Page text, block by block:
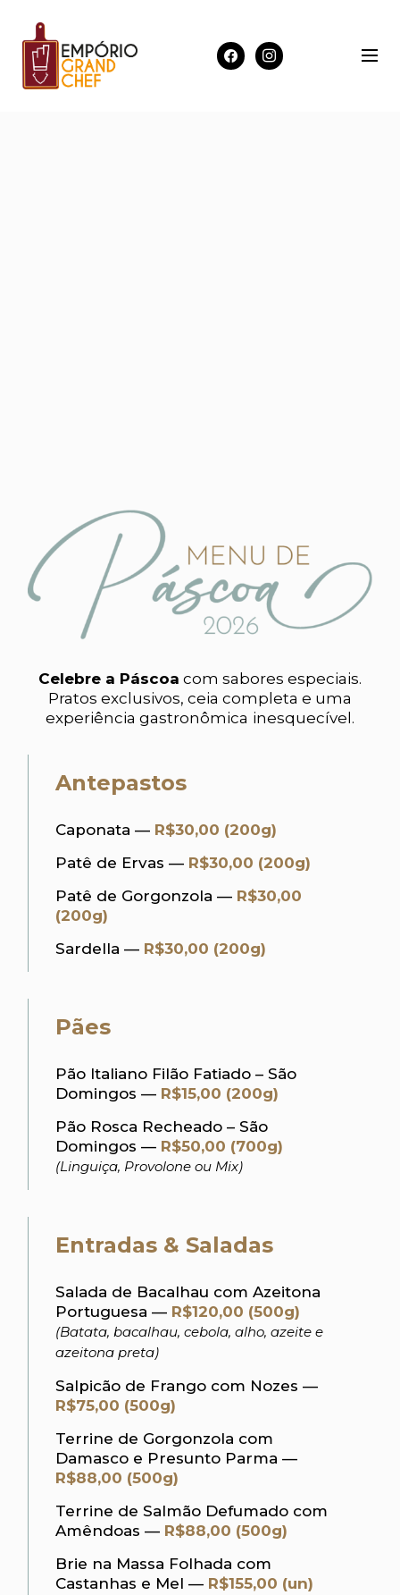
Celebre a Páscoa com sabores especiais.
Pratos exclusivos, ceia completa e uma
experiência gastronômica inesquecível.
Antepastos
Caponata — R$30,00 (200g)
Patê de Ervas — R$30,00 (200g)
Patê de Gorgonzola — R$30,00
(200g)
Sardella — R$30,00 (200g)
Pães
Pão Italiano Filão Fatiado – São
Domingos — R$15,00 (200g)
Pão Rosca Recheado – São
Domingos — R$50,00 (700g)
(Linguiça, Provolone ou Mix)
Entradas & Saladas
Salada de Bacalhau com Azeitona
Portuguesa — R$120,00 (500g)
(Batata, bacalhau, cebola, alho, azeite e
azeitona preta)
Salpicão de Frango com Nozes —
R$75,00 (500g)
Terrine de Gorgonzola com
Damasco e Presunto Parma —
R$88,00 (500g)
Terrine de Salmão Defumado com
Amêndoas — R$88,00 (500g)
Brie na Massa Folhada com
Castanhas e Mel — R$155,00 (un)